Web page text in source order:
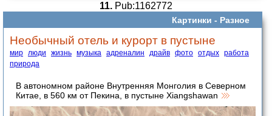
11. Pub:1162772
Картинки - Разное
Необычный отель и курорт в пустыне
мир люди жизнь музыка адреналин драйв фото отдых работа
природа
В автономном районе Внутренняя Монголия в Северном
Китае, в 560 км от Пекина, в пустыне Xiangshawan